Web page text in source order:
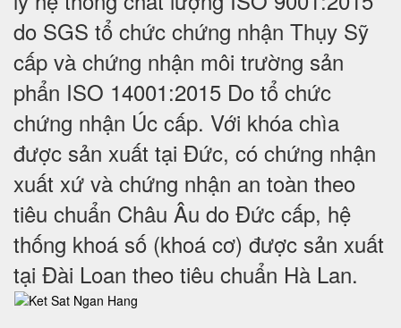
do SGS tổ chức chứng nhận Thụy Sỹ
cấp và chứng nhận môi trường sản
phẩn ISO 14001:2015 Do tổ chức
chứng nhận Úc cấp. Với khóa chìa
được sản xuất tại Đức, có chứng nhận
xuất xứ và chứng nhận an toàn theo
tiêu chuẩn Châu Âu do Đức cấp, hệ
thống khoá số (khoá cơ) được sản xuất
tại Đài Loan theo tiêu chuẩn Hà Lan.